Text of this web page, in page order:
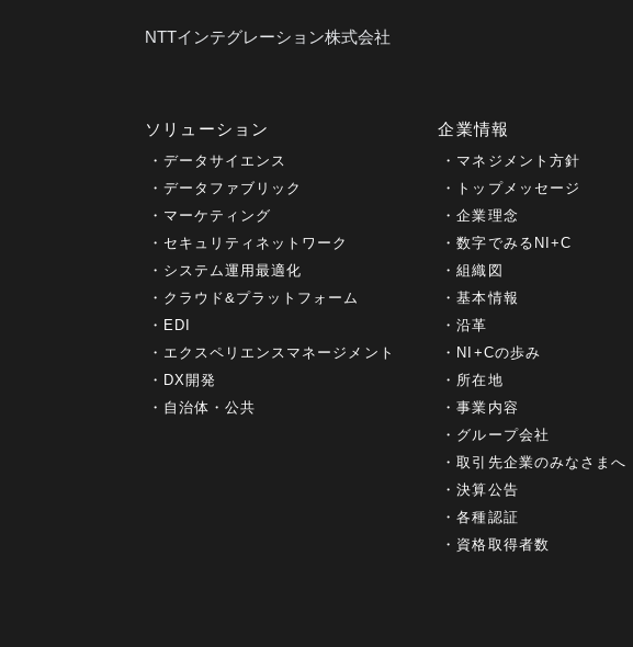
NTTインテグレーション株式会社
ソリューション
データサイエンス
データファブリック
マーケティング
セキュリティネットワーク
システム運用最適化
クラウド&プラットフォーム
EDI
エクスペリエンスマネージメント
DX開発
自治体・公共
企業情報
マネジメント方針
トップメッセージ
企業理念
数字でみるNI+C
組織図
基本情報
沿革
NI+Cの歩み
所在地
事業内容
グループ会社
取引先企業のみなさまへ
決算公告
各種認証
資格取得者数